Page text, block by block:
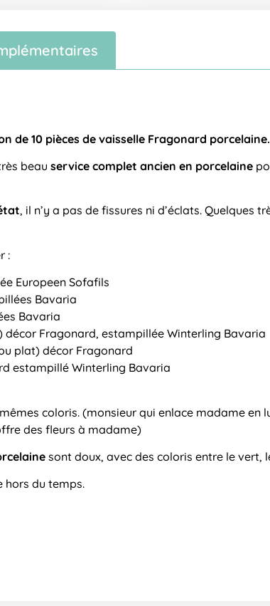
de 10 pièces de vaisselle Fragonard porcelaine.
beau service complet ancien en porcelaine
, il n’y a pas de fissures ni d’éclats. Quelques
:
Europeen Sofafils
Bavaria
Bavaria
Fragonard, estampillée Winterling Bavaria
plat) décor Fragonard
estampillé Winterling Bavaria
coloris. (monsieur qui enlace madame
des fleurs à madame)
sont doux, avec des coloris entre le vert,
hors du temps.